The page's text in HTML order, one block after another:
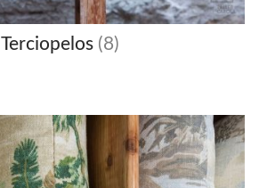
Terciopelos (8)